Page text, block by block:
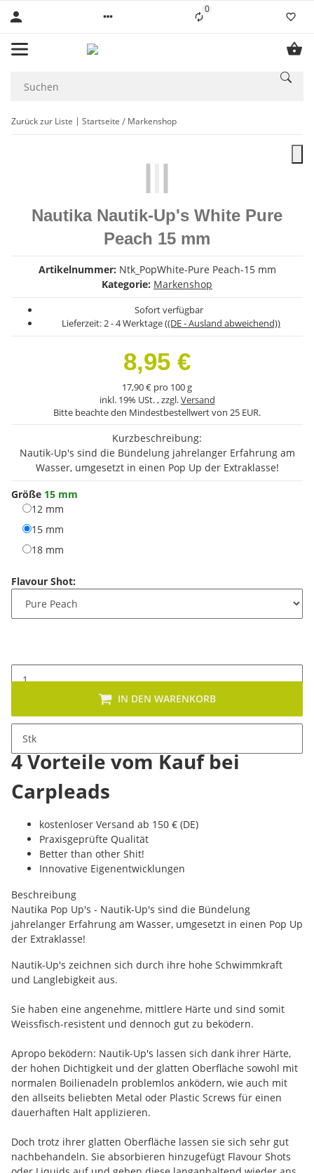
0Liste ist leer
Zurück zur Liste Startseite Markenshop
Nautika Nautik-Up's White Pure
Peach 15 mm
Artikelnummer: Ntk_PopWhite-Pure Peach-15 mm
Kategorie: Markenshop
Sofort verfügbar
Lieferzeit:2 - 4 Werktage((DE - Ausland abweichend))
8,95 €
17,90 € pro 100 g
inkl. 19% USt. , zzgl.Versand
Bitte beachte den Mindestbestellwert von 25 EUR.
Kurzbeschreibung:
Nautik-Up's sind die Bündelung jahrelanger Erfahrung am
Wasser, umgesetzt in einen Pop Up der Extraklasse!
Größe 15 mm
12 mm
15 mm
18 mm
Flavour Shot:
Stk
IN DEN WARENKORB
4 Vorteile vom Kauf bei
Carpleads
kostenloser Versand ab 150 € (DE)
Praxisgeprüfte Qualität
Better than other Shit!
Innovative Eigenentwicklungen
Beschreibung
Nautika Pop Up's - Nautik-Up's sind die Bündelung
jahrelanger Erfahrung am Wasser, umgesetzt in einen Pop Up
der Extraklasse!
Nautik-Up's zeichnen sich durch ihre hohe Schwimmkraft
und Langlebigkeit aus.
Sie haben eine angenehme, mittlere Härte und sind somit
Weissfisch-resistent und dennoch gut zu beködern.
Apropo beködern: Nautik-Up's lassen sich dank ihrer Härte,
der hohen Dichtigkeit und der glatten Oberfläche sowohl mit
normalen Boilienadeln problemlos anködern, wie auch mit
den allseits beliebten Metal oder Plastic Screws für einen
dauerhaften Halt applizieren.
Doch trotz ihrer glatten Oberfläche lassen sie sich sehr gut
nachbehandeln. Sie absorbieren hinzugefügt Flavour Shots